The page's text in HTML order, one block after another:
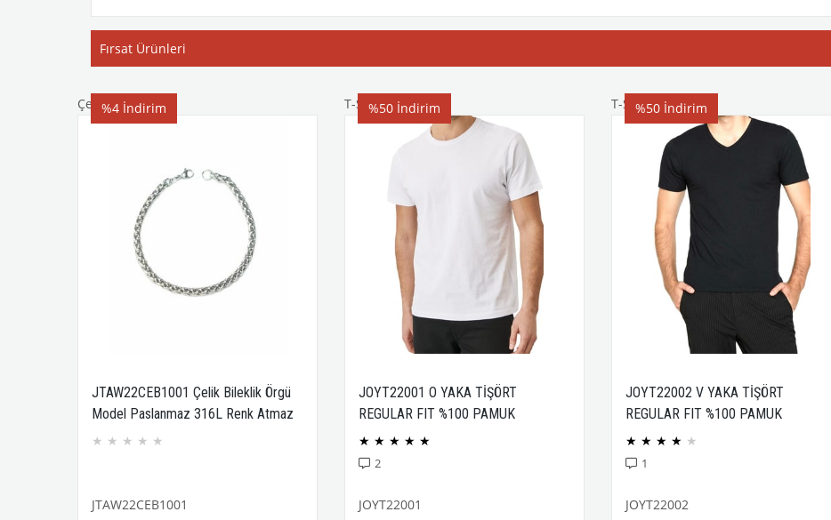
Fırsat Ürünleri
Çelik Bileklik
JTAW22CEB1001 Çelik Bileklik Örgü
Model Paslanmaz 316L Renk Atmaz
Janti Garantili
★ ★ ★ ★ ★
JTAW22CEB1001
%4 İndirim T-Shirt
JOYT22001 O YAKA TİŞÖRT
REGULAR FIT %100 PAMUK
COMPACK PENYE
★ ★ ★ ★ ★
2
JOYT22001
%50 İndirim T-Shirt
JOYT22002 V YAKA TİŞÖRT
REGULAR FIT %100 PAMUK
COMPACK PENYE
★ ★ ★ ★ ★
1
JOYT22002
%50 İndirim